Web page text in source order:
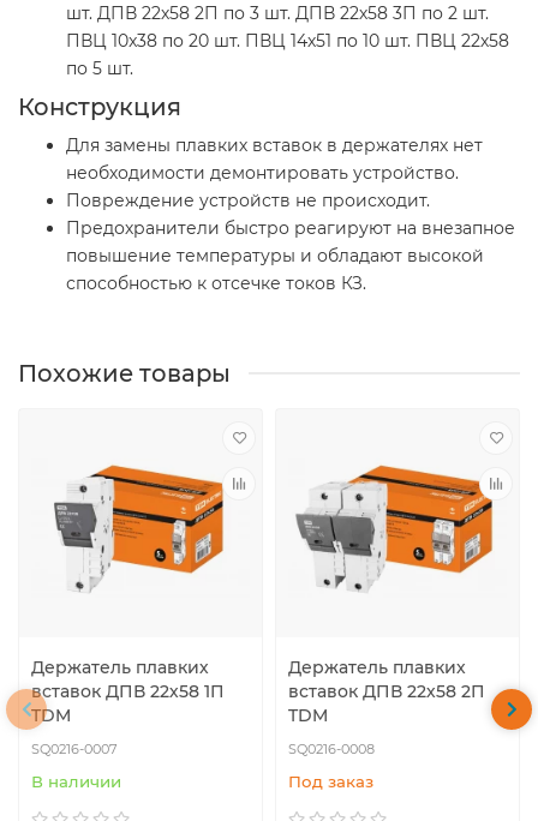
шт. ДПВ 22х58 2П по 3 шт. ДПВ 22х58 3П по 2 шт.
ПВЦ 10x38 по 20 шт. ПВЦ 14х51 по 10 шт. ПВЦ 22х58
по 5 шт.
Конструкция
Для замены плавких вставок в держателях нет
необходимости демонтировать устройство.
Повреждение устройств не происходит.
Предохранители быстро реагируют на внезапное
повышение температуры и обладают высокой
способностью к отсечке токов КЗ.
Похожие товары
Держатель плавких
вставок ДПВ 22х58 1П
TDM
SQ0216-0007
В наличии
Держатель плавких
вставок ДПВ 22х58 2П
TDM
SQ0216-0008
Под заказ